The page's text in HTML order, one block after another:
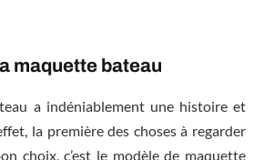
maquette bateau
a indéniablement une histoire et
la première des choses à regarder
choix, c’est le modèle de maquette